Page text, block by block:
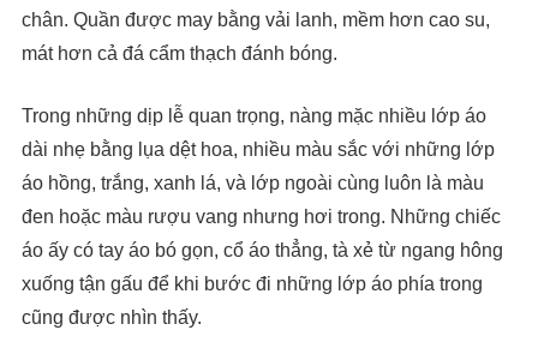
chân. Quần được may bằng vải lanh, mềm hơn cao su,
mát hơn cả đá cẩm thạch đánh bóng.
Trong những dịp lễ quan trọng, nàng mặc nhiều lớp áo
dài nhẹ bằng lụa dệt hoa, nhiều màu sắc với những lớp
áo hồng, trắng, xanh lá, và lớp ngoài cùng luôn là màu
đen hoặc màu rượu vang nhưng hơi trong. Những chiếc
áo ấy có tay áo bó gọn, cổ áo thẳng, tà xẻ từ ngang hông
xuống tận gấu để khi bước đi những lớp áo phía trong
cũng được nhìn thấy.